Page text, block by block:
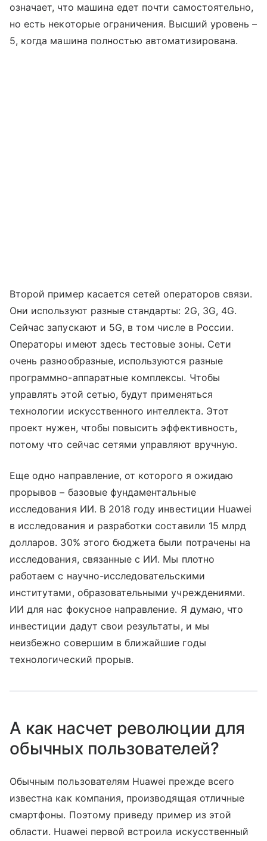
означает, что машина едет почти самостоятельно,
но есть некоторые ограничения. Высший уровень –
5, когда машина полностью автоматизирована.
Второй пример касается сетей операторов связи.
Они используют разные стандарты: 2G, 3G, 4G.
Сейчас запускают и 5G, в том числе в России.
Операторы имеют здесь тестовые зоны. Сети
очень разнообразные, используются разные
программно-аппаратные комплексы. Чтобы
управлять этой сетью, будут применяться
технологии искусственного интеллекта. Этот
проект нужен, чтобы повысить эффективность,
потому что сейчас сетями управляют вручную.
Еще одно направление, от которого я ожидаю
прорывов – базовые фундаментальные
исследования ИИ. В 2018 году инвестиции Huawei
в исследования и разработки составили 15 млрд
долларов. 30% этого бюджета были потрачены на
исследования, связанные с ИИ. Мы плотно
работаем с научно-исследовательскими
институтами, образовательными учреждениями.
ИИ для нас фокусное направление. Я думаю, что
инвестиции дадут свои результаты, и мы
неизбежно совершим в ближайшие годы
технологический прорыв.
А как насчет революции для
обычных пользователей?
Обычным пользователям Huawei прежде всего
известна как компания, производящая отличные
смартфоны. Поэтому приведу пример из этой
области. Huawei первой встроила искусственный